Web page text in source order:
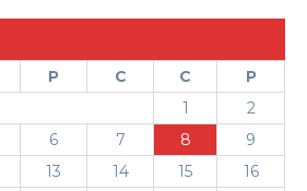
P C C
P
1
2
6 7 8
9
13 14 15 16